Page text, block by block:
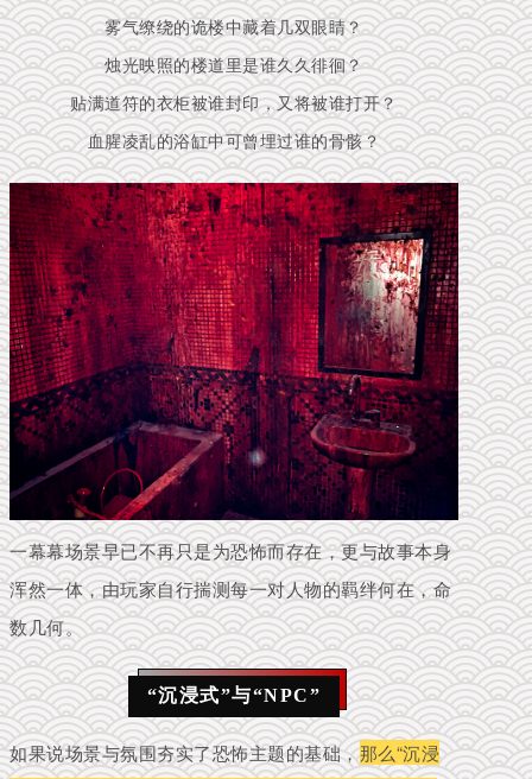
雾气缭绕的诡楼中藏着几双眼睛？
烛光映照的楼道里是谁久久徘徊？
贴满道符的衣柜被谁封印，又将被谁打开？
血腥凌乱的浴缸中可曾埋过谁的骨骸？
一幕幕场景早已不再只是为恐怖而存在，更与故事本身
浑然一体，由玩家自行揣测每一对人物的羁绊何在，命
数几何。
“沉浸式”与“NPC”
如果说场景与氛围夯实了恐怖主题的基础，那么“沉浸